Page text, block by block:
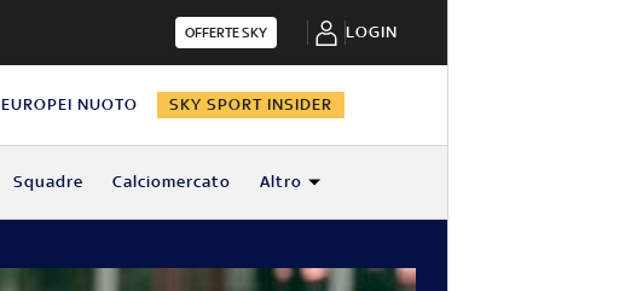
OFFERTE SKY LOGIN
EUROPEI NUOTO SKY SPORT INSIDER
Squadre Calciomercato Altro